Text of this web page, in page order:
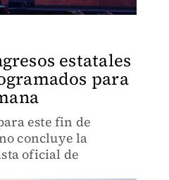
estatales
para
este fin de
concluye la
oficial de